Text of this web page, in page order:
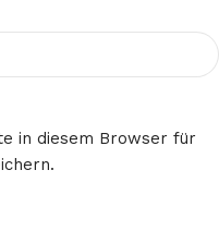
in diesem Browser für